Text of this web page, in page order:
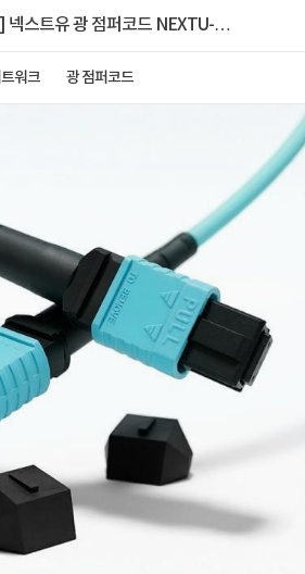
넥스트유 광 점퍼코드 NEXTU-올
워크 광 점퍼코드